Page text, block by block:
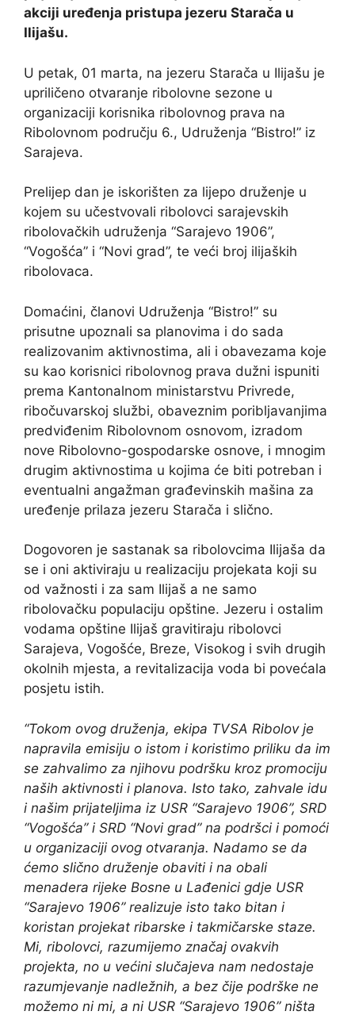
akciji uređenja pristupa jezeru Starača u
Ilijašu.
U petak, 01 marta, na jezeru Starača u Ilijašu je
upriličeno otvaranje ribolovne sezone u
organizaciji korisnika ribolovnog prava na
Ribolovnom području 6., Udruženja “Bistro!” iz
Sarajeva.
Prelijep dan je iskorišten za lijepo druženje u
kojem su učestvovali ribolovci sarajevskih
ribolovačkih udruženja “Sarajevo 1906”,
“Vogošća” i “Novi grad”, te veći broj ilijaških
ribolovaca.
Domaćini, članovi Udruženja “Bistro!” su
prisutne upoznali sa planovima i do sada
realizovanim aktivnostima, ali i obavezama koje
su kao korisnici ribolovnog prava dužni ispuniti
prema Kantonalnom ministarstvu Privrede,
ribočuvarskoj službi, obaveznim poribljavanjima
predviđenim Ribolovnom osnovom, izradom
nove Ribolovno-gospodarske osnove, i mnogim
drugim aktivnostima u kojima će biti potreban i
eventualni angažman građevinskih mašina za
uređenje prilaza jezeru Starača i slično.
Dogovoren je sastanak sa ribolovcima Ilijaša da
se i oni aktiviraju u realizaciju projekata koji su
od važnosti i za sam Ilijaš a ne samo
ribolovačku populaciju opštine. Jezeru i ostalim
vodama opštine Ilijaš gravitiraju ribolovci
Sarajeva, Vogošće, Breze, Visokog i svih drugih
okolnih mjesta, a revitalizacija voda bi povećala
posjetu istih.
“Tokom ovog druženja, ekipa TVSA Ribolov je
napravila emisiju o istom i koristimo priliku da im
se zahvalimo za njihovu podršku kroz promociju
naših aktivnosti i planova. Isto tako, zahvale idu
i našim prijateljima iz USR “Sarajevo 1906”, SRD
“Vogošća” i SRD “Novi grad” na podršci i pomoći
u organizaciji ovog otvaranja. Nadamo se da
ćemo slično druženje obaviti i na obali
menadera rijeke Bosne u Lađenici gdje USR
“Sarajevo 1906” realizuje isto tako bitan i
koristan projekat ribarske i takmičarske staze.
Mi, ribolovci, razumijemo značaj ovakvih
projekta, no u većini slučajeva nam nedostaje
razumjevanje nadležnih, a bez čije podrške ne
možemo ni mi, a ni USR “Sarajevo 1906” ništa